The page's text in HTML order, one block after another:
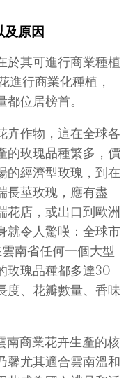
原因
於其可進行商業種植
進行商業化種植，
位居榜首。
卉作物，這在全球各
的玫瑰品種繁多，價
的經濟型玫瑰，到在
長莖玫瑰，應有盡
花店，或出口到歐洲
就令人驚嘆：全球市
南省任何一個大型
玫瑰品種都多達30
度、花瓣數量、香味
南商業花卉生產的核
馨尤其適合雲南溫和